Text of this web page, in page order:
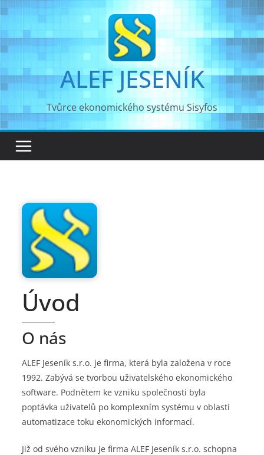
Přeskočit
obsah
ALEF JESENÍK
Tvůrce ekonomického systému Sisyfos
Úvod
O nás
ALEF Jeseník s.r.o. je firma, která byla založena v roce
1992. Zabývá se tvorbou uživatelského ekonomického
software. Podnětem ke vzniku společnosti byla
poptávka uživatelů po komplexním systému v oblasti
automatizace toku ekonomických informací.
Již od svého vzniku je firma ALEF Jeseník s.r.o. schopna